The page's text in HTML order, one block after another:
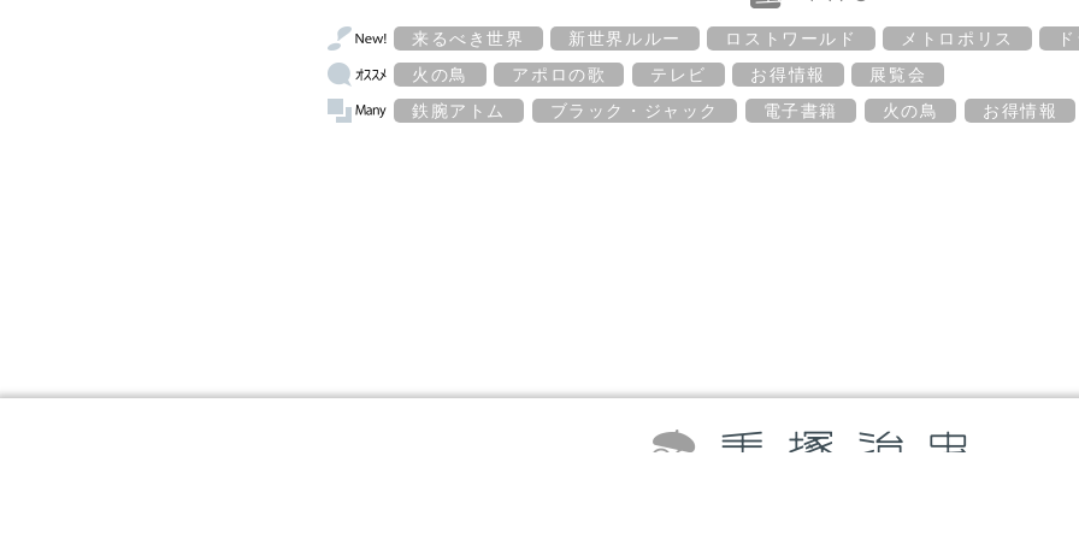
来るべき世界 新世界ルルー ロストワールド メトロポリス
火の鳥
アポロの歌 テレビ お得情報
展覧会
鉄腕アトム
ブラック・ジャック 電子書籍 火の鳥 お得情報